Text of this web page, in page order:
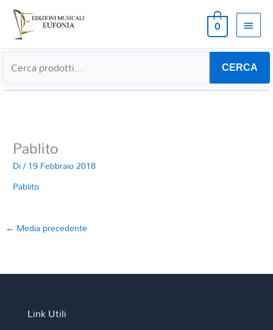
0
CERCA
Pablito
Di/19 Febbraio 2018
Pablito
← Media precedente
Link Utili